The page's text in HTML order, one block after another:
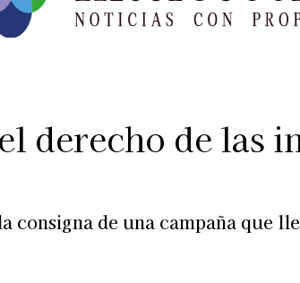
derecho de las
consigna de una campaña